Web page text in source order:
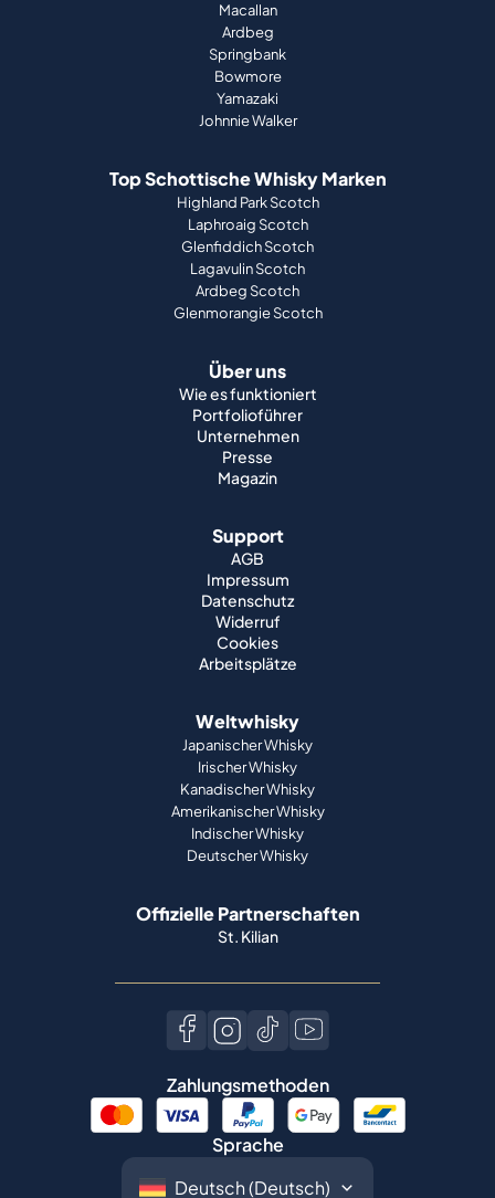
Macallan
Ardbeg
Springbank
Bowmore
Yamazaki
Johnnie Walker
Top Schottische Whisky Marken
Highland Park Scotch
Laphroaig Scotch
Glenfiddich Scotch
Lagavulin Scotch
Ardbeg Scotch
Glenmorangie Scotch
Über uns
Wie es funktioniert
Portfolioführer
Unternehmen
Presse
Magazin
Support
AGB
Impressum
Datenschutz
Widerruf
Cookies
Arbeitsplätze
Weltwhisky
Japanischer Whisky
Irischer Whisky
Kanadischer Whisky
Amerikanischer Whisky
Indischer Whisky
Deutscher Whisky
Offizielle Partnerschaften
St. Kilian
Zahlungsmethoden
Sprache